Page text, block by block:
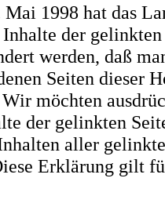
1998 hat das
der
werden, daß
Seiten dieser
möchten
der gelinkten
aller
Erklärung gilt